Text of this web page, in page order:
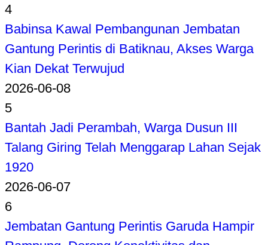
4
Babinsa Kawal Pembangunan Jembatan
Gantung Perintis di Batiknau, Akses Warga
Kian Dekat Terwujud
2026-06-08
5
Bantah Jadi Perambah, Warga Dusun III
Talang Giring Telah Menggarap Lahan Sejak
1920
2026-06-07
6
Jembatan Gantung Perintis Garuda Hampir